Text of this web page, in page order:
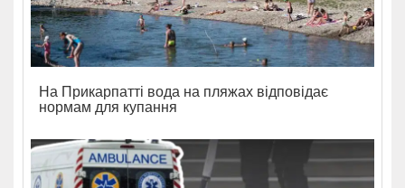
На Прикарпатті вода на пляжах відповідає
нормам для купання